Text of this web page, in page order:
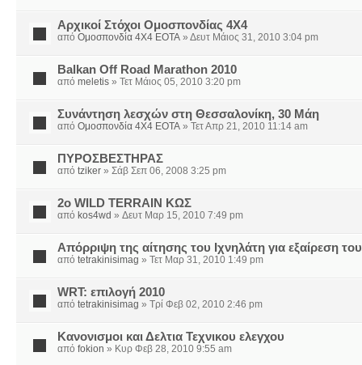
Αρχικοί Στόχοι Ομοσπονδίας 4Χ4
από Ομοσπονδία 4Χ4 ΕΟΤΑ » Δευτ Μάιος 31, 2010 3:04 pm
Balkan Off Road Marathon 2010
από meletis » Τετ Μάιος 05, 2010 3:20 pm
Συνάντηση λεσχών στη Θεσσαλονίκη, 30 Μάη
από Ομοσπονδία 4Χ4 ΕΟΤΑ » Τετ Απρ 21, 2010 11:14 am
ΠΥΡΟΣΒΕΣΤΗΡΑΣ
από tziker » Σάβ Σεπ 06, 2008 3:25 pm
2o WILD TERRAIN ΚΩΣ
από kos4wd » Δευτ Μαρ 15, 2010 7:49 pm
Απόρριψη της αίτησης του Ιχνηλάτη για εξαίρεση
από tetrakinisimag » Τετ Μαρ 31, 2010 1:49 pm
WRT: επιλογή 2010
από tetrakinisimag » Τρί Φεβ 02, 2010 2:46 pm
Κανονισμοι και Δελτια Τεχνικου ελεγχου
από fokion » Κυρ Φεβ 28, 2010 9:55 am